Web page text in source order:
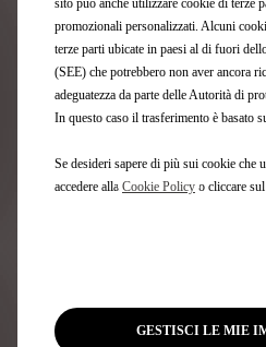
Scopri
sito può anche utilizzare cookie di terze
promozionali personalizzati. Alcuni
terze parti ubicate in paesi al di fuori
(SEE) che potrebbero non aver ancora
adeguatezza da parte delle Autorità di
In questo caso il trasferimento è basato
Se desideri sapere di più sui cookie che
accedere alla Cookie Policy o cliccare
GESTISCI LE MIE